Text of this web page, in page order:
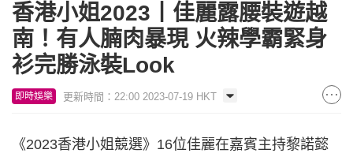
香港小姐2023丨佳麗露腰裝遊越
南！有人腩肉暴現 火辣學霸緊身
衫完勝泳裝Look
即時娛樂 更新時間：22:00 2023-07-19 HKT
《2023香港小姐競選》16位佳麗在嘉賓主持黎諾懿